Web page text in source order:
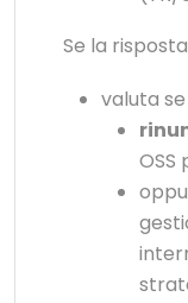
Se la
valuta
OSS